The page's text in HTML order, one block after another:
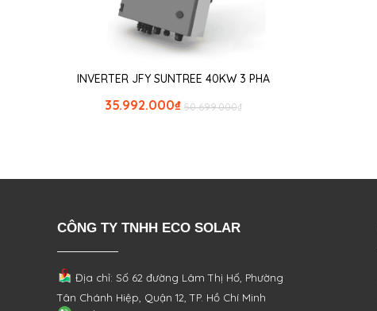
INVERTER JFY SUNTREE 40KW 3 PHA
₫
50.699.000
₫
35.992.000
CÔNG TY TNHH ECO SOLAR
Địa chỉ: Số 62 đường Lâm Thị Hố, Phường
Tân Chánh Hiệp, Quận 12, TP. Hồ Chí Minh